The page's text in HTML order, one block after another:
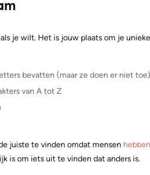
je wilt. Het is jouw plaats om je
bevatten (maar ze doen er niet toe)
van A tot Z
juiste te vinden omdat mensen
is om iets uit te vinden dat anders is.